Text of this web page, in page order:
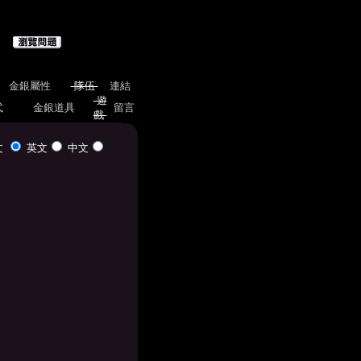
金銀屬性 隊伍
連結
金銀道具
遊
戲
留言
英文 中文